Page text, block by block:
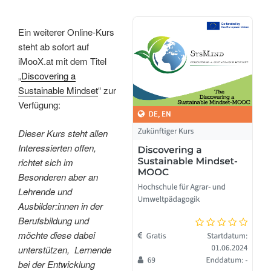
Ein weiterer Online-Kurs
steht ab sofort auf
iMooX.at mit dem Titel
„Discovering a
Sustainable Mindset“ zur
Verfügung:
Dieser Kurs steht allen
Interessierten offen,
richtet sich im
Besonderen aber an
Lehrende und
Ausbilder:innen in der
Berufsbildung und
möchte diese dabei
unterstützen, Lernende
bei der Entwicklung